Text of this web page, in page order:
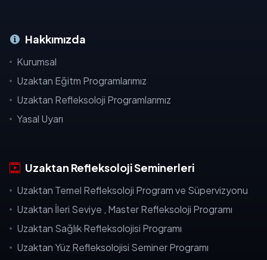
Hakkımızda
Kurumsal
Uzaktan Eğitm Programlarımız
Uzaktan Refleksoloji Programlarımız
Yasal Uyarı
Uzaktan Refleksoloji Seminerleri
Uzaktan Temel Refleksoloji Program ve Süpervizyonu
Uzaktan İleri Seviye , Master Refleksoloji Programı
Uzaktan Sağlık Refleksolojisi Programı
Uzaktan Yüz Refleksolojisi Seminer Programı